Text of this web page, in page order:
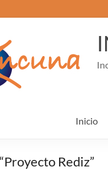
Inicio
Rediz”